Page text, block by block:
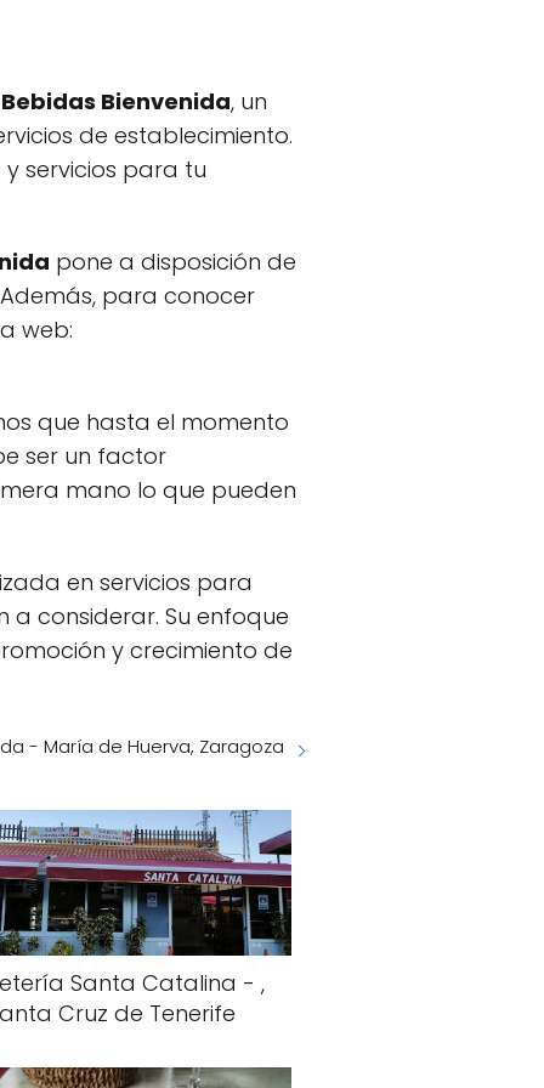
Bienvenida, un
de establecimiento.
servicios para tu
pone a disposición de
para conocer
web:
que hasta el momento
ser un factor
mano lo que pueden
en servicios para
a considerar. Su enfoque
y crecimiento de
- María de Huerva, Zaragoza
Santa Catalina - ,
Cruz de Tenerife